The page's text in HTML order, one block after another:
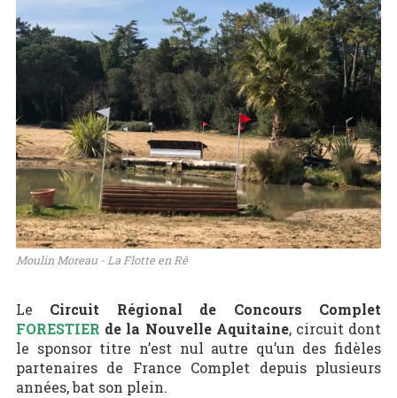
Moulin Moreau - La Flotte en Rê
Le Circuit Régional de Concours Complet
FORESTIER de la Nouvelle Aquitaine, circuit dont
le sponsor titre n’est nul autre qu’un des fidèles
partenaires de France Complet depuis plusieurs
années, bat son plein.